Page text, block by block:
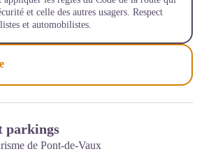
et celle des autres usagers. Respect
et automobilistes.
parkings
de Pont-de-Vaux